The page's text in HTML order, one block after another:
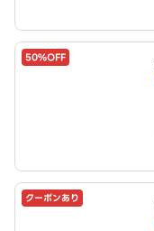
50%OFF
クーポンあり